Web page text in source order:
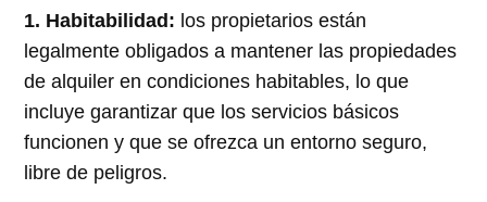
1. Habitabilidad: los propietarios están
legalmente obligados a mantener las propiedades
de alquiler en condiciones habitables, lo que
incluye garantizar que los servicios básicos
funcionen y que se ofrezca un entorno seguro,
libre de peligros.